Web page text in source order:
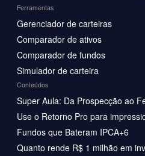
Ferramentas
Gerenciador de carteiras
Comparador de ativos
Comparador de fundos
Simulador de carteira
Conteúdos
Super Aula: Da Prospecção ao
Use o Retorno Pro para
Fundos que Bateram IPCA+6
Quanto rende R$ 1 milhão em